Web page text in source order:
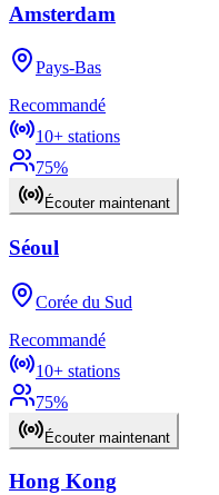
Amsterdam
Pays-Bas
Recommandé
10+ stations
75%
Écouter maintenant
Séoul
Corée du Sud
Recommandé
10+ stations
75%
Écouter maintenant
Hong Kong